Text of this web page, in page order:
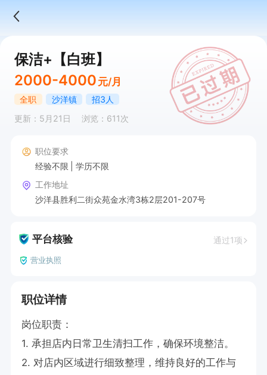
保洁+【白班】
2000-4000 元/月
全职 沙洋镇
招3人
更新：5月21日
浏览：611次
职位要求
经验不限
学历不限
工作地址
沙洋县胜利二街众苑金水湾3栋2层201-207号
平台核验 通过1项
营业执照
职位详情
岗位职责：
1. 承担店内日常卫生清扫工作，确保环境整洁。
2. 对店内区域进行细致整理，维持良好的工作与